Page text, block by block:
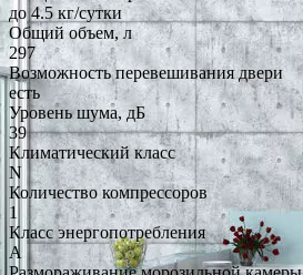
до 4.5 кг/cутки
Общий объем, л
297
Возможность перевешивания двери
есть
Уровень шума, дБ
39
Климатический класс
N
Количество компрессоров
1
Класс энергопотребления
A